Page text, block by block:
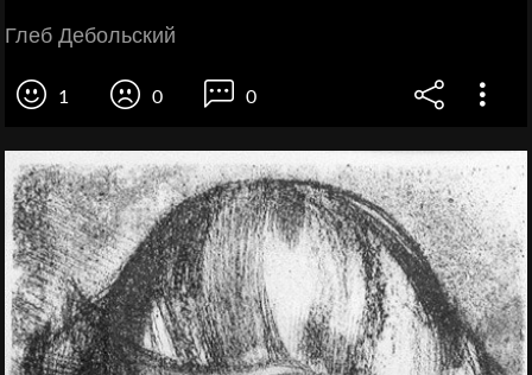
Глеб Дебольский
1 0 0